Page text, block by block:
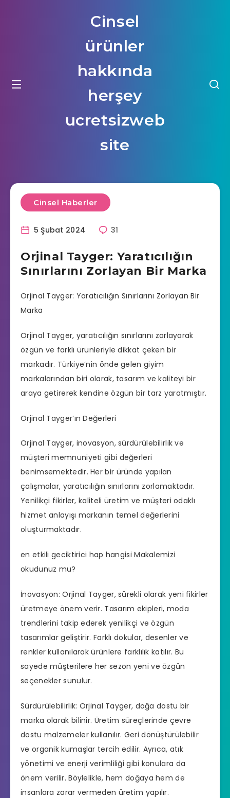
Cinsel
ürünler
hakkında
herşey
ucretsizweb
site
Cinsel Haberler
5 Şubat 2024 31
Orjinal Tayger: Yaratıcılığın
Sınırlarını Zorlayan Bir Marka
Orjinal Tayger: Yaratıcılığın Sınırlarını Zorlayan Bir
Marka
Orjinal Tayger, yaratıcılığın sınırlarını zorlayarak
özgün ve farklı ürünleriyle dikkat çeken bir
markadır. Türkiye’nin önde gelen giyim
markalarından biri olarak, tasarım ve kaliteyi bir
araya getirerek kendine özgün bir tarz yaratmıştır.
Orjinal Tayger’ın Değerleri
Orjinal Tayger, inovasyon, sürdürülebilirlik ve
müşteri memnuniyeti gibi değerleri
benimsemektedir. Her bir üründe yapılan
çalışmalar, yaratıcılığın sınırlarını zorlamaktadır.
Yenilikçi fikirler, kaliteli üretim ve müşteri odaklı
hizmet anlayışı markanın temel değerlerini
oluşturmaktadır.
en etkili geciktirici hap hangisi Makalemizi
okudunuz mu?
İnovasyon: Orjinal Tayger, sürekli olarak yeni fikirler
üretmeye önem verir. Tasarım ekipleri, moda
trendlerini takip ederek yenilikçi ve özgün
tasarımlar geliştirir. Farklı dokular, desenler ve
renkler kullanılarak ürünlere farklılık katılır. Bu
sayede müşterilere her sezon yeni ve özgün
seçenekler sunulur.
Sürdürülebilirlik: Orjinal Tayger, doğa dostu bir
marka olarak bilinir. Üretim süreçlerinde çevre
dostu malzemeler kullanılır. Geri dönüştürülebilir
ve organik kumaşlar tercih edilir. Ayrıca, atık
yönetimi ve enerji verimliliği gibi konulara da
önem verilir. Böylelikle, hem doğaya hem de
insanlara zarar vermeden üretim yapılır.